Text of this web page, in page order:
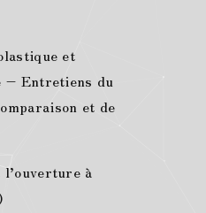
et
– Entretiens du
et de
à